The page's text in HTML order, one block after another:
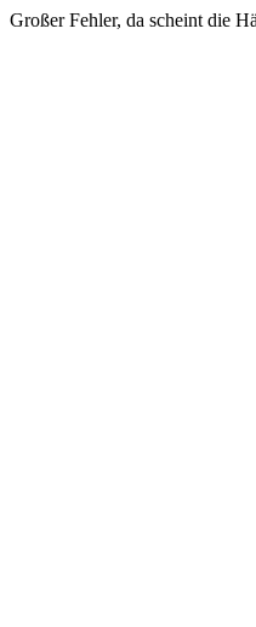
Großer Fehler, da scheint die